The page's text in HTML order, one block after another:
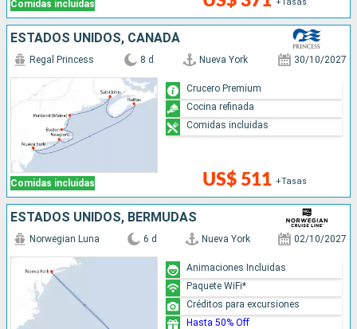
Comidas incluidas +Tasas
ESTADOS UNIDOS, CANADÁ
Comidas incluidas
Regal Princess 8 d Nueva York 30/10/2027
US$ 511 +Tasas
Crucero Premium
Cocina refinada
Comidas incluidas
ESTADOS UNIDOS, BERMUDAS
Norwegian Luna 6 d Nueva York 02/10/2027
Animaciones Incluidas
Paquete WiFi*
Créditos para excursiones
Hasta 50% Off